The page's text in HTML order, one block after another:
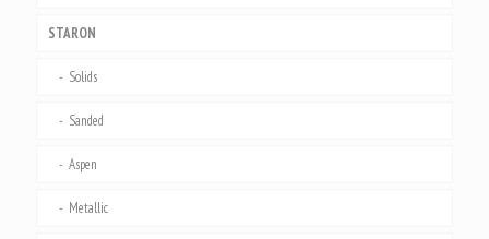
STARON
Solids
Sanded
Aspen
Metallic